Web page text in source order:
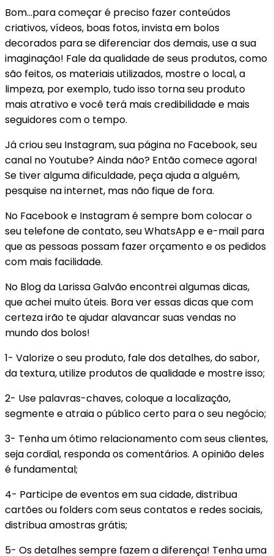
Bom…para começar é preciso fazer conteúdos
criativos, vídeos, boas fotos, invista em bolos
decorados para se diferenciar dos demais, use a sua
imaginação! Fale da qualidade de seus produtos, como
são feitos, os materiais utilizados, mostre o local, a
limpeza, por exemplo, tudo isso torna seu produto
mais atrativo e você terá mais credibilidade e mais
seguidores com o tempo.
Já criou seu Instagram, sua página no Facebook, seu
canal no Youtube? Ainda não? Então comece agora!
Se tiver alguma dificuldade, peça ajuda a alguém,
pesquise na internet, mas não fique de fora.
No Facebook e Instagram é sempre bom colocar o
seu telefone de contato, seu WhatsApp e e-mail para
que as pessoas possam fazer orçamento e os pedidos
com mais facilidade.
No Blog da Larissa Galvão encontrei algumas dicas,
que achei muito úteis. Bora ver essas dicas que com
certeza irão te ajudar alavancar suas vendas no
mundo dos bolos!
1- Valorize o seu produto, fale dos detalhes, do sabor,
da textura, utilize produtos de qualidade e mostre isso;
2- Use palavras-chaves, coloque a localização,
segmente e atraia o público certo para o seu negócio;
3- Tenha um ótimo relacionamento com seus clientes,
seja cordial, responda os comentários. A opinião deles
é fundamental;
4- Participe de eventos em sua cidade, distribua
cartões ou folders com seus contatos e redes sociais,
distribua amostras grátis;
5- Os detalhes sempre fazem a diferença! Tenha uma